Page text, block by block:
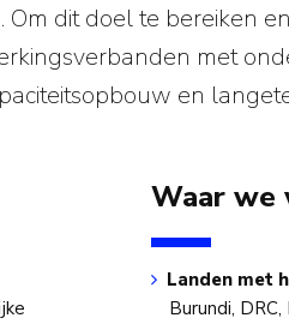
dit doel te bereiken
met
en
Waar we
Landen met
Burundi,